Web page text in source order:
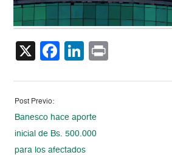
X Facebook
LinkedIn
Post Previo:
Banesco hace aporte
inicial de Bs. 500.000
para los afectados